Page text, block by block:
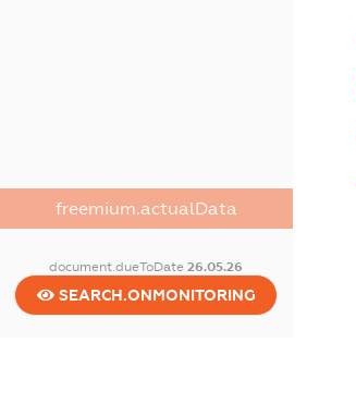
freemium.actualData
document.dueToDate26.05.26
SEARCH.ONMONITORING